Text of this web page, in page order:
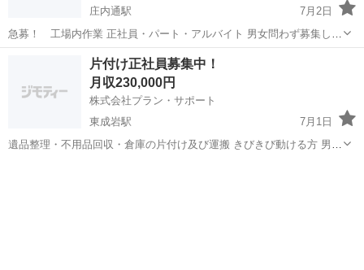
庄内通駅
7月2日
急募！ 工場内作業 正社員・パート・アルバイト 男女問わず募集しま
す。 ガムテープを製造して90年の会社です！！ 国内中で取り扱われて
名古屋市 庄内通駅 その他
片付け正社員募集中！
月収230,000円
株式会社プラン・サポート
東成岩駅
7月1日
遺品整理・不用品回収・倉庫の片付け及び運搬 きびきび動ける方 男女